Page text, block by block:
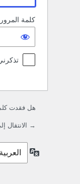
كلمة المرور
هل فقدت
→ الانتقال
اللغة